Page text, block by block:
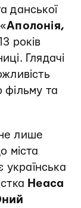
данської
Аполонія,
років
Глядачі
фільму та
лише
міста
українська
Неаса